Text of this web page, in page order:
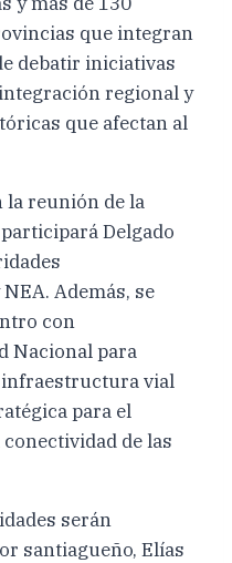
que integran
debatir iniciativas
regional y
que afectan al
la reunión de la
Delgado
Además, se
con
Nacional para
infraestructura vial
para el
de las
serán
santiagueño, Elías